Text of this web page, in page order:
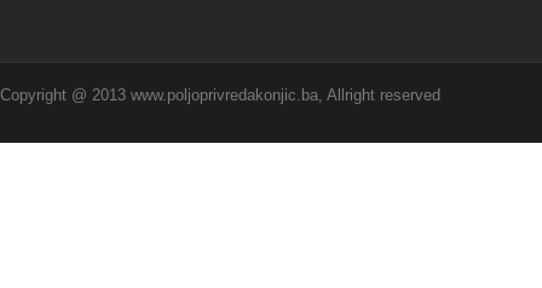
Copyright @ 2013 www.poljoprivredakonjic.ba, Allright reserved